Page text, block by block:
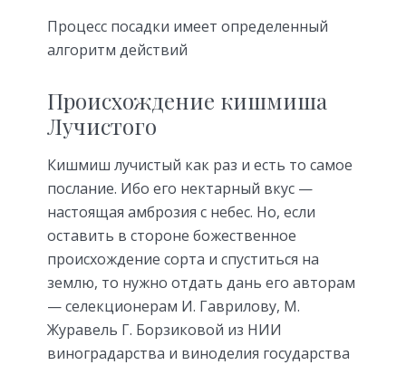
Процесс посадки имеет определенный
алгоритм действий
Происхождение кишмиша
Лучистого
Кишмиш лучистый как раз и есть то самое
послание. Ибо его нектарный вкус —
настоящая амброзия с небес. Но, если
оставить в стороне божественное
происхождение сорта и спуститься на
землю, то нужно отдать дань его авторам
— селекционерам И. Гаврилову, М.
Журавель Г. Борзиковой из НИИ
виноградарства и виноделия государства